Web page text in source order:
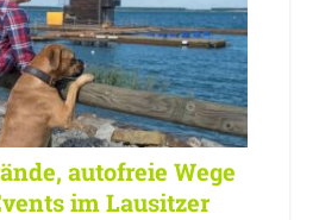
autofreie Wege
im Lausitzer